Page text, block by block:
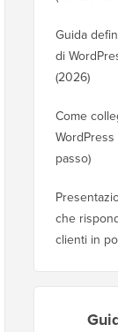
Guida
di
(2026)
Come
passo)
che
clienti in